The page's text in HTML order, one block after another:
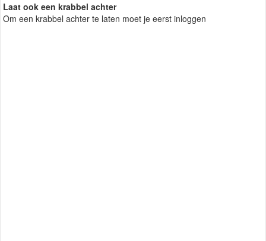
Laat ook een krabbel achter
Om een krabbel achter te laten moet je eerst inloggen